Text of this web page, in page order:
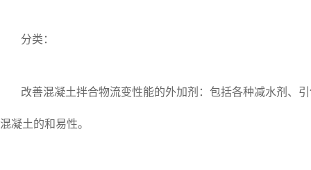
分类：
改善混凝土拌合物流变性能的外加剂：包括各种减水剂、
混凝土的和易性。